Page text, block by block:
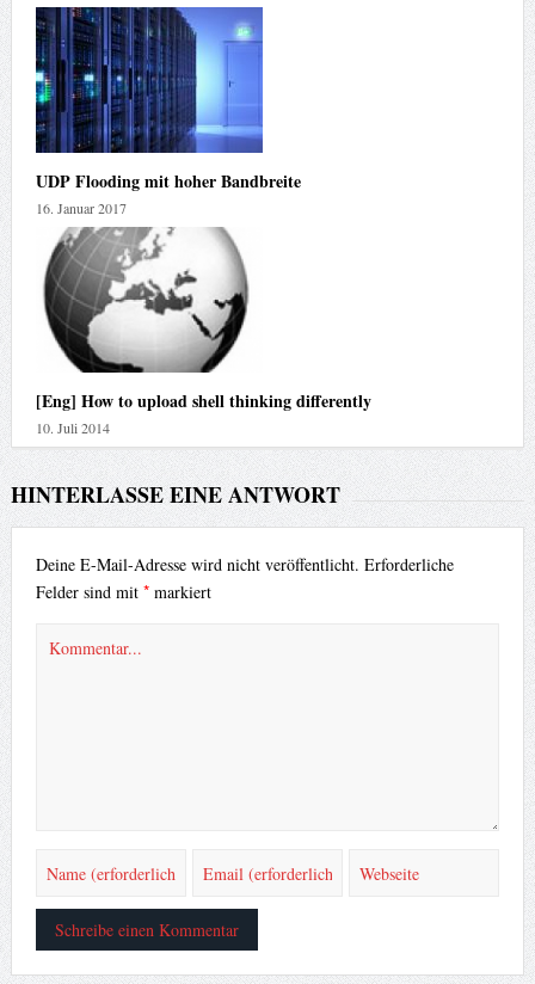
UDP Flooding mit hoher Bandbreite
16. Januar 2017
[Eng] How to upload shell thinking differently
10. Juli 2014
HINTERLASSE EINE ANTWORT
Deine E-Mail-Adresse wird nicht veröffentlicht. Erforderliche
Felder sind mit *markiert